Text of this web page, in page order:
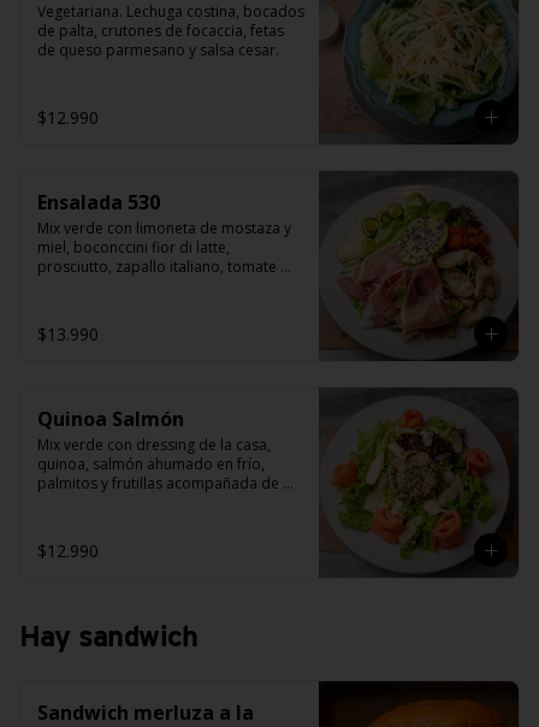
Vegetariana. Lechuga costina, bocados
de palta, crutones de focaccia, fetas
de queso parmesano y salsa cesar.
$12.990
Ensalada 530
Mix verde con limoneta de mostaza y
miel, boconccini fior di latte,
prosciutto, zapallo italiano, tomate
$13.990
Quinoa Salmón
Mix verde con dressing de la casa,
quinoa, salmón ahumado en frío,
palmitos y frutillas acompañada de
$12.990
Hay sandwich
Sandwich merluza a la